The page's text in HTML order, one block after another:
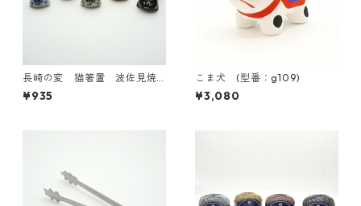
長崎の変 猫箸置 波佐見焼
【日本製】
¥935
こま犬 (型番：g109)
¥3,080